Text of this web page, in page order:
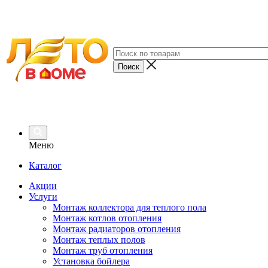
Меню
Каталог
Акции
Услуги
Монтаж коллектора для теплого пола
Монтаж котлов отопления
Монтаж радиаторов отопления
Монтаж теплых полов
Монтаж труб отопления
Установка бойлера